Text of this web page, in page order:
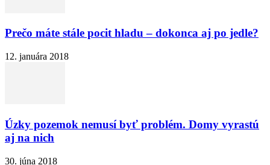
Prečo máte stále pocit hladu – dokonca aj po jedle?
12. januára 2018
Úzky pozemok nemusí byť problém. Domy vyrastú
aj na nich
30. júna 2018